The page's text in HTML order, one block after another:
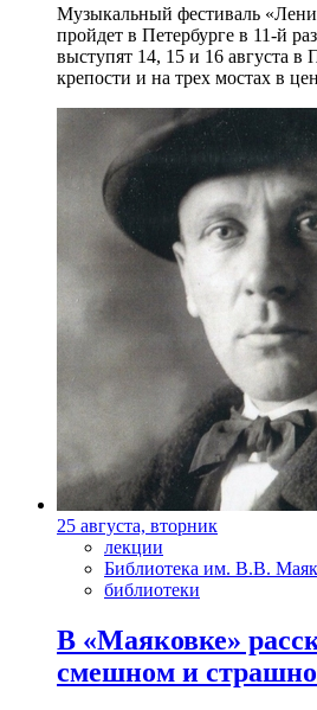
Музыкальный фестиваль
пройдет в Петербурге в 11-й
выступят 14, 15 и 16 августа в
крепости и на трех мостах в
25 августа, вторник
лекции
Библиотека им. В.В.
библиотеки
В «Маяковке»
смешном и